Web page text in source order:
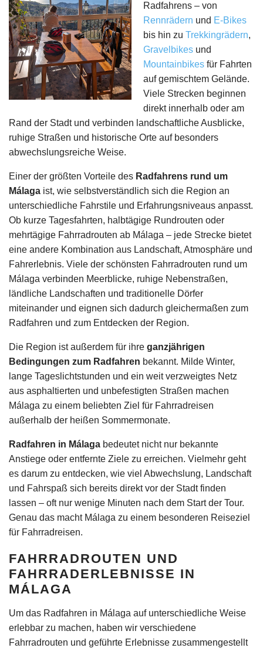
Radfahrens – von
Rennrädern und E-Bikes
bis hin zu Trekkingrädern,
Gravelbikes und
Mountainbikes für Fahrten
auf gemischtem Gelände.
Viele Strecken beginnen
direkt innerhalb oder am
Rand der Stadt und verbinden landschaftliche Ausblicke,
ruhige Straßen und historische Orte auf besonders
abwechslungsreiche Weise.
Einer der größten Vorteile des Radfahrens rund um
Málaga ist, wie selbstverständlich sich die Region an
unterschiedliche Fahrstile und Erfahrungsniveaus anpasst.
Ob kurze Tagesfahrten, halbtägige Rundrouten oder
mehrtägige Fahrradrouten ab Málaga – jede Strecke bietet
eine andere Kombination aus Landschaft, Atmosphäre und
Fahrerlebnis. Viele der schönsten Fahrradrouten rund um
Málaga verbinden Meerblicke, ruhige Nebenstraßen,
ländliche Landschaften und traditionelle Dörfer
miteinander und eignen sich dadurch gleichermaßen zum
Radfahren und zum Entdecken der Region.
Die Region ist außerdem für ihre ganzjährigen
Bedingungen zum Radfahren bekannt. Milde Winter,
lange Tageslichtstunden und ein weit verzweigtes Netz
aus asphaltierten und unbefestigten Straßen machen
Málaga zu einem beliebten Ziel für Fahrradreisen
außerhalb der heißen Sommermonate.
Radfahren in Málaga bedeutet nicht nur bekannte
Anstiege oder entfernte Ziele zu erreichen. Vielmehr geht
es darum zu entdecken, wie viel Abwechslung, Landschaft
und Fahrspaß sich bereits direkt vor der Stadt finden
lassen – oft nur wenige Minuten nach dem Start der Tour.
Genau das macht Málaga zu einem besonderen Reiseziel
für Fahrradreisen.
FAHRRADROUTEN UND
FAHRRADERLEBNISSE IN
MÁLAGA
Um das Radfahren in Málaga auf unterschiedliche Weise
erlebbar zu machen, haben wir verschiedene
Fahrradrouten und geführte Erlebnisse zusammengestellt